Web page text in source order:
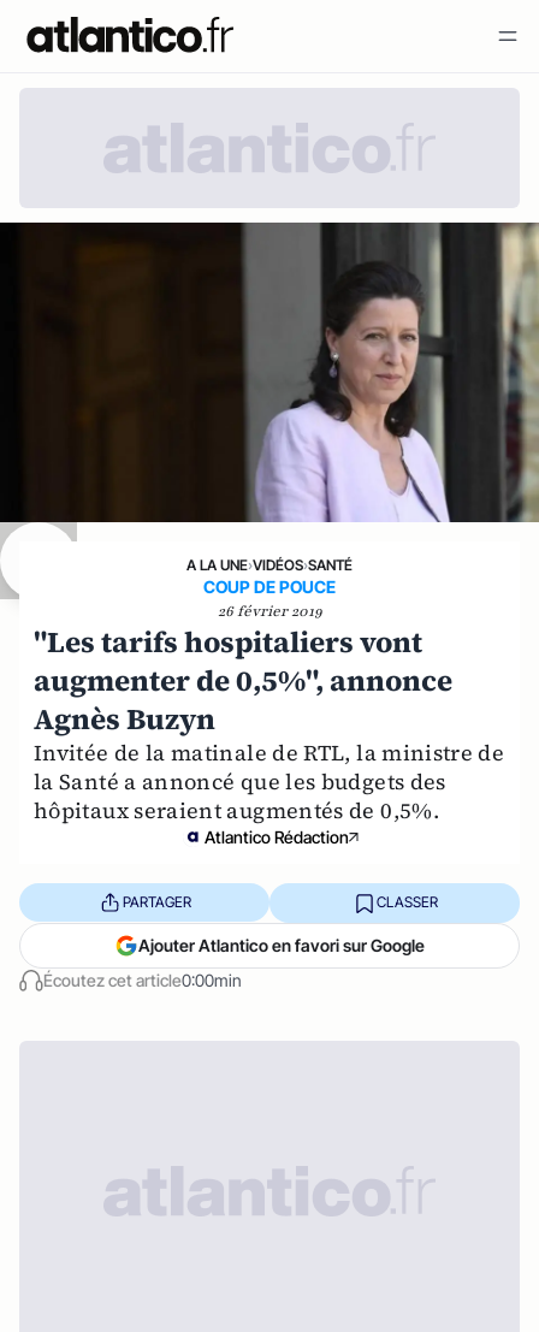
A LA UNE›VIDÉOS›SANTÉ
COUP DE POUCE
26 février 2019
"Les tarifs hospitaliers vont
augmenter de 0,5%", annonce
Agnès Buzyn
Invitée de la matinale de RTL, la ministre de
la Santé a annoncé que les budgets des
hôpitaux seraient augmentés de 0,5%.
Atlantico Rédaction
Écoutez cet article0:00min
PARTAGER CLASSER
Ajouter Atlantico en favori sur Google